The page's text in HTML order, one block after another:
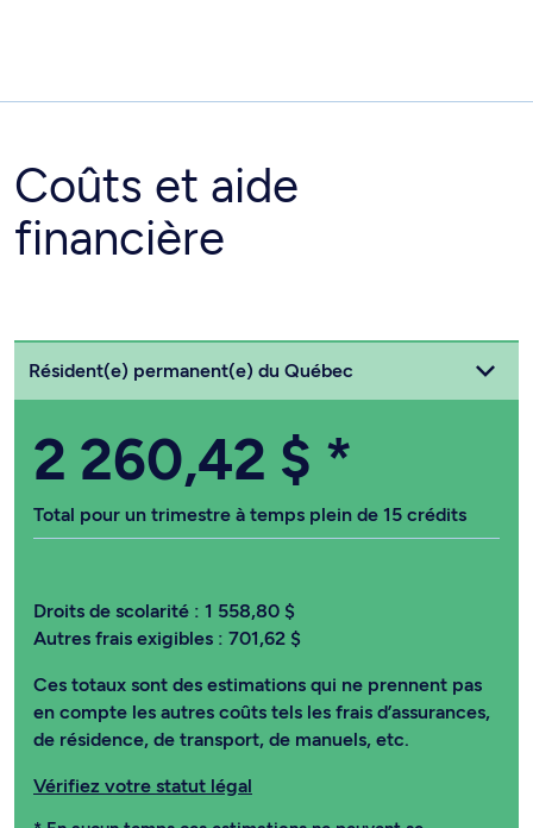
Coûts et aide
financière
Choisissez votre statut
Résident(e) permanent(e) du Québec
2 260,42 $ *
Total pour un trimestre à temps plein de 15 crédits
Droits de scolarité : 1 558,80 $
Autres frais exigibles : 701,62 $
Ces totaux sont des estimations qui ne prennent pas
en compte les autres coûts tels les frais d’assurances,
de résidence, de transport, de manuels, etc.
Vérifiez votre statut légal